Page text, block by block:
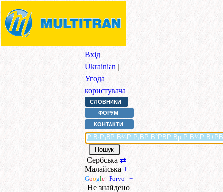
Вхід |
Ukrainian |
Угода
користувача
СЛОВНИКИ
ФОРУМ
КОНТАКТИ
Сербська ⇄
Малайська +
Google | Forvo | +
Не знайдено